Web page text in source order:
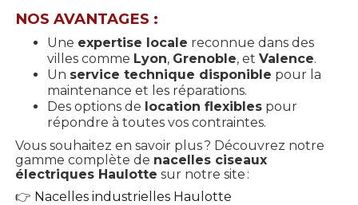
NOS AVANTAGES :
Une expertise locale reconnue dans des
villes comme Lyon, Grenoble, et Valence.
Un service technique disponible pour la
maintenance et les réparations.
Des options de location flexibles pour
répondre à toutes vos contraintes.
Vous souhaitez en savoir plus ? Découvrez notre
gamme complète de nacelles ciseaux
électriques Haulotte sur notre site :
👉 Nacelles industrielles Haulotte